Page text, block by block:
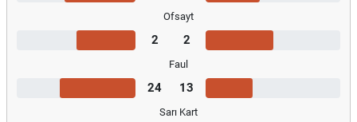
Ofsayt
2 2
Faul
24 13
Sarı Kart